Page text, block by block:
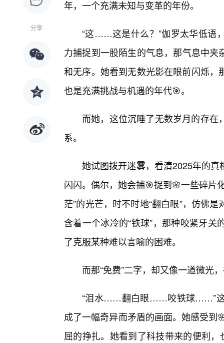
分享
年，一个充满未知与变革的年份。
“这……这是什么？”伽罗太华低语
力捕捉到一股陌生的气息，那气息中
和无序。她看到无数光影在眼前闪烁
也是充满挑战与机遇的年代🎯。
而她，这位沉睡了无数岁月的存
系。
她试图拨开迷雾，看清2025年的
闪闪。偶尔，她会捕🎯捉到🌸一些碎片
茫”的光芒，时不时地“翻白眼”，仿佛
含着一个冰冷的“铁球”，那种咬紧牙
了克服某种难以言喻的困难。
而那“免费”二字，却又像一道微光
“泪水……翻白眼……咬铁球……”这
成了一幅奇异而矛盾的画面。她感受到
屈的挣扎。她看到了科技带来的便利